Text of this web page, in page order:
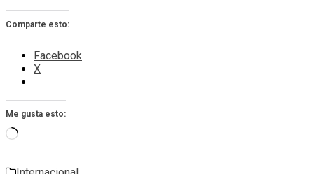
Comparte esto:
Facebook
X
Me gusta esto:
Cargando...